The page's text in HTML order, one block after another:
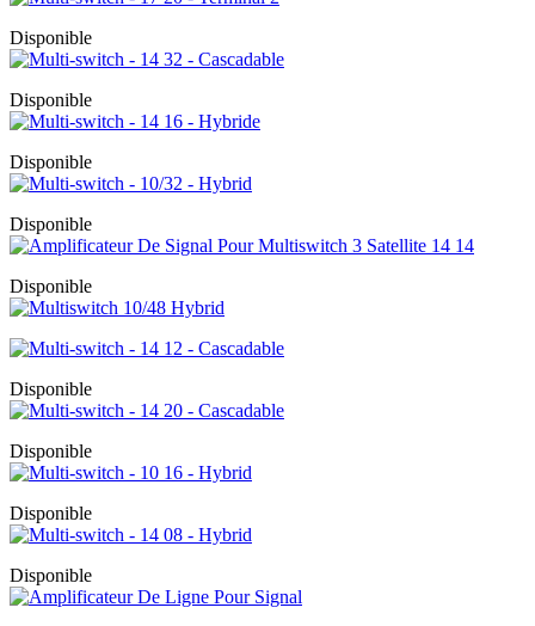
Disponible
Disponible
Disponible
Disponible
Disponible
Disponible
Disponible
Disponible
Disponible